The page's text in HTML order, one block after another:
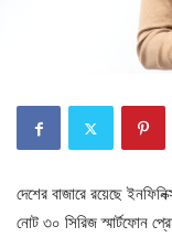
দেশের বাজারে রয়েছে
নোট ৩০ সিরিজ স্মার্টফোন